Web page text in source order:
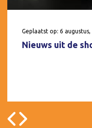
Geplaatst op: 6 augustus,
Nieuws uit de